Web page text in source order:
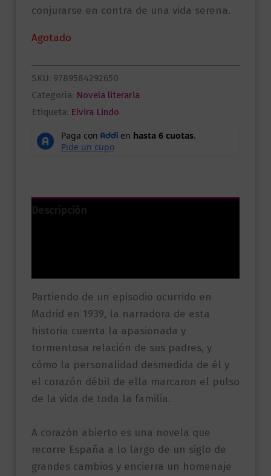
conjurarse en contra de una vida serena.
Agotado
SKU: 9789584292650
Categoría: Novela literaria
Etiqueta: Elvira Lindo
Descripción
Partiendo de un episodio ocurrido en
Madrid en 1939, la narradora de esta
historia cuenta la apasionada y
tormentosa relación de sus padres, y
cómo la personalidad desmedida de él y
el corazón débil de ella marcaron el pulso
de la vida de toda la familia.
A corazón abierto es una novela que
recorre España a lo largo de un siglo de
grandes cambios y encierra un homenaje